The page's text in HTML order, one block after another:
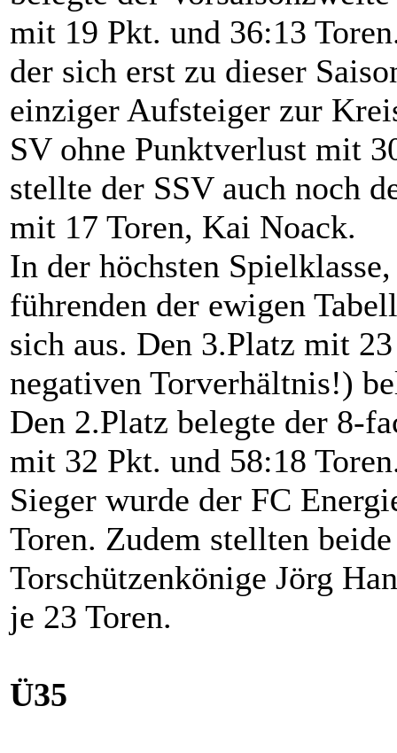
mit 19 Pkt. und 36:13
der sich erst zu dieser
einziger Aufsteiger zur
SV ohne Punktverlust mit
stellte der SSV auch noch
mit 17 Toren, Kai Noack.
In der höchsten
führenden der ewigen
sich aus. Den 3.Platz mit
negativen Torverhältnis!)
Den 2.Platz belegte der 8-
mit 32 Pkt. und 58:18
Sieger wurde der FC
Toren. Zudem stellten
Torschützenkönige Jörg
je 23 Toren.
Ü35